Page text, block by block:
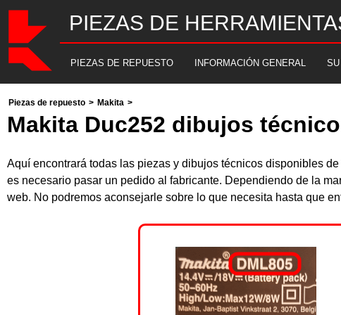
PIEZAS DE
PIEZAS DE REPUESTO INFORMACIÓN GENERAL
Piezas de repuesto > Makita >
Makita Duc252 dibujos
Aquí encontrará todas las piezas y dibujos técnicos disponibles
es necesario pasar un pedido al fabricante. Dependiendo de la
web. No podremos aconsejarle sobre lo que necesita hasta que